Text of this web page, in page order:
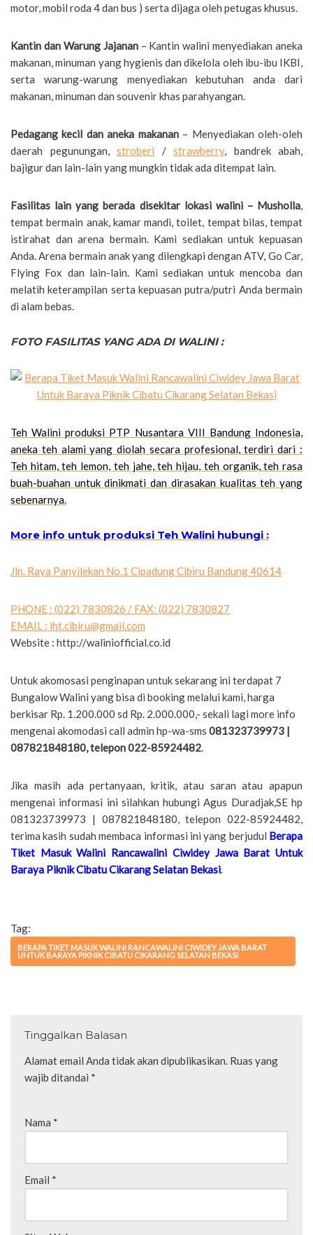
motor, mobil roda 4 dan bus ) serta dijaga oleh petugas khusus.
Kantin dan Warung Jajanan– Kantin walini menyediakan aneka
makanan, minuman yang hygienis dan dikelola oleh ibu-ibu IKBI,
serta warung-warung menyediakan kebutuhan anda dari
makanan, minuman dan souvenir khas parahyangan.
Pedagang kecil dan aneka makanan– Menyediakan oleh-oleh
daerah pegunungan, stroberi / strawberry, bandrek abah,
bajigur dan lain-lain yang mungkin tidak ada ditempat lain.
Fasilitas lain yang berada disekitar lokasi walini – Musholla,
tempat bermain anak, kamar mandi, toilet, tempat bilas, tempat
istirahat dan arena bermain. Kami sediakan untuk kepuasan
Anda. Arena bermain anak yang dilengkapi dengan ATV, Go Car,
Flying Fox dan lain-lain. Kami sediakan untuk mencoba dan
melatih keterampilan serta kepuasan putra/putri Anda bermain
di alam bebas.
FOTO FASILITAS YANG ADA DI WALINI :
Teh Walini produksi PTP Nusantara VIII Bandung Indonesia,
aneka teh alami yang diolah secara profesional, terdiri dari :
Teh hitam, teh lemon, teh jahe, teh hijau, teh organik, teh rasa
buah-buahan untuk dinikmati dan dirasakan kualitas teh yang
sebenarnya.
More info untuk produksi Teh Walini hubungi :
Jln. Raya Panyilekan No.1 Cipadung Cibiru Bandung 40614
PHONE : (022) 7830826 / FAX: (022) 7830827
EMAIL : iht.cibiru@gmail.com
Website : http://waliniofficial.co.id
Untuk akomosasi penginapan untuk sekarang ini terdapat 7
Bungalow Walini yang bisa di booking melalui kami, harga
berkisar Rp. 1.200.000 sd Rp. 2.000.000,- sekali lagi more info
mengenai akomodasi call admin hp-wa-sms 081323739973 |
087821848180, telepon 022-85924482.
Jika masih ada pertanyaan, kritik, atau saran atau apapun
mengenai informasi ini silahkan hubungi Agus Duradjak,SE hp
081323739973 | 087821848180, telepon 022-85924482,
terima kasih sudah membaca informasi ini yang berjudul Berapa
Tiket Masuk Walini Rancawalini Ciwidey Jawa Barat Untuk
Baraya Piknik Cibatu Cikarang Selatan Bekasi.
Tag:
BERAPA TIKET MASUK WALINI RANCAWALINI CIWIDEY JAWA BARAT
UNTUK BARAYA PIKNIK CIBATU CIKARANG SELATAN BEKASI
Tinggalkan Balasan
Alamat email Anda tidak akan dipublikasikan. Ruas yang
wajib ditandai *
Nama *
Email *